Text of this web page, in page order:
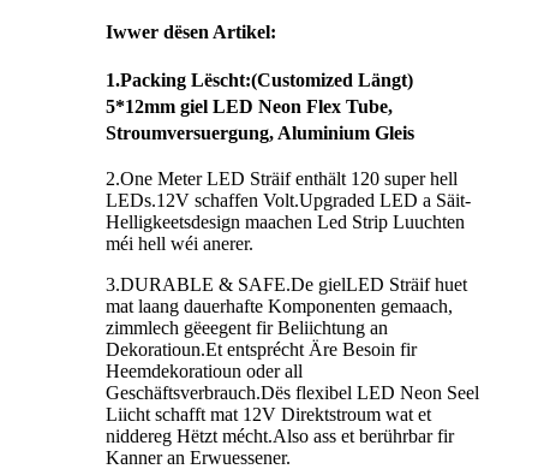
Iwwer dësen Artikel:
1.Packing Lëscht:(Customized Längt)
5*12mm giel LED Neon Flex Tube,
Stroumversuergung, Aluminium Gleis
2.One Meter LED Sträif enthält 120 super hell
LEDs.12V schaffen Volt.Upgraded LED a Säit-
Helligkeetsdesign maachen Led Strip Luuchten
méi hell wéi anerer.
3.DURABLE & SAFE.De gielLED Sträif huet
mat laang dauerhafte Komponenten gemaach,
zimmlech gëeegent fir Beliichtung an
Dekoratioun.Et entsprécht Äre Besoin fir
Heemdekoratioun oder all
Geschäftsverbrauch.Dës flexibel LED Neon Seel
Liicht schafft mat 12V Direktstroum wat et
niddereg Hëtzt mécht.Also ass et berührbar fir
Kanner an Erwuessener.